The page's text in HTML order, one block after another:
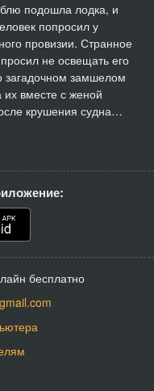
подошла лодка, и
попросил у
провизии. Странное
не освещать его
загадочном замшелом
их вместе с женой
крушения судна…
бесплатно